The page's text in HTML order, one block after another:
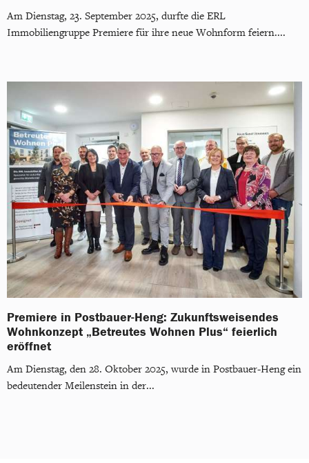
Am Dienstag, 23. September 2025, durfte die ERL
Immobiliengruppe Premiere für ihre neue Wohnform feiern....
Premiere in Postbauer-Heng: Zukunftsweisendes
Wohnkonzept „Betreutes Wohnen Plus“ feierlich
eröffnet
Am Dienstag, den 28. Oktober 2025, wurde in Postbauer-Heng ein
bedeutender Meilenstein in der...